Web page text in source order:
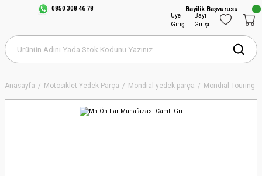
Üye
Girişi
Bayi
Girişi
Anasayfa Motosiklet Yedek Parça Mondial yedek parça Mondial Touring
0850 308 46 78 Bayilik Başvurusu